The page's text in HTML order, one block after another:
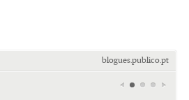
blogues.publico.pt